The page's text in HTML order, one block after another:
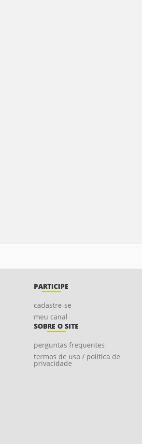
PARTICIPE
cadastre-se
meu canal
SOBRE O SITE
perguntas frequentes
termos de uso / política de
privacidade